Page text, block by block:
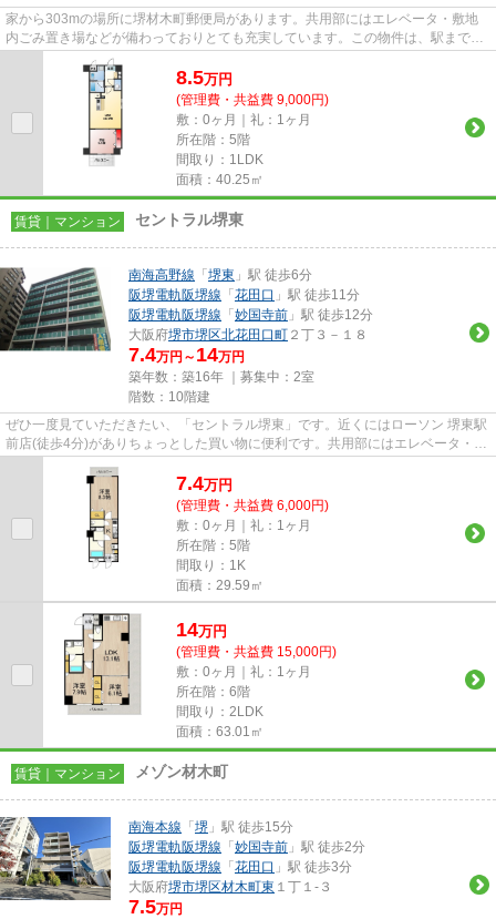
家から303mの場所に堺材木町郵便局があります。共用部にはエレベータ・敷地
内ごみ置き場などが備わっておりとても充実しています。この物件は、駅まで徒
歩13分に立地しています。14階...
8.5万円
(管理費・共益費 9,000円)
敷：0ヶ月｜礼：1ヶ月
所在階：5階
間取り：1LDK
面積：40.25㎡
賃貸｜マンション セントラル堺東
南海高野線 「 堺東 」駅 徒歩6分
阪堺電軌阪堺線 「 花田口 」駅 徒歩11分
阪堺電軌阪堺線 「 妙国寺前 」駅 徒歩12分
大阪府堺市堺区北花田口町 ２丁３－１８
7.4万円～ 14万円
築年数：築16年 ｜募集中： 2室
階数：10階建
ぜひ一度見ていただきたい、「セントラル堺東」です。近くにはローソン 堺東駅
前店(徒歩4分)がありちょっとした買い物に便利です。共用部にはエレベータ・敷
7.4万円
(管理費・共益費 6,000円)
敷：0ヶ月｜礼：1ヶ月
所在階：5階
間取り：1K
面積：29.59㎡
14万円
(管理費・共益費 15,000円)
敷：0ヶ月｜礼：1ヶ月
所在階：6階
間取り：2LDK
面積：63.01㎡
賃貸｜マンション メゾン材木町
南海本線 「 堺 」駅 徒歩15分
阪堺電軌阪堺線 「 妙国寺前 」駅 徒歩2分
阪堺電軌阪堺線 「 花田口 」駅 徒歩3分
大阪府堺市堺区材木町東 １丁１-３
7.5万円